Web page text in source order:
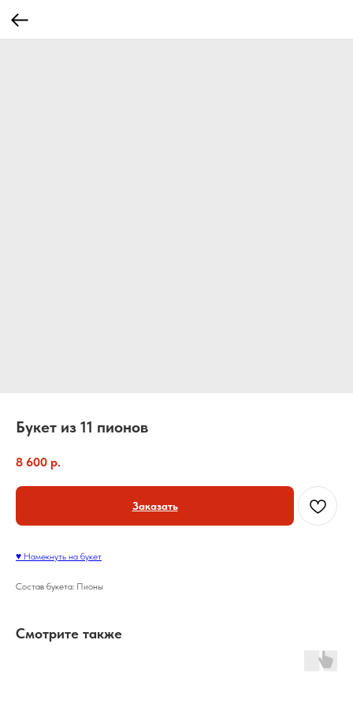
Букет из 11 пионов
8 600 р.
Заказать
♥ Намекнуть на букет
Состав букета: Пионы
Смотрите также